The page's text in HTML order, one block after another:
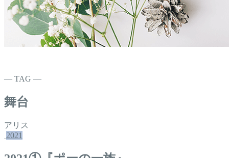
― TAG ―
舞台
アリス
2021